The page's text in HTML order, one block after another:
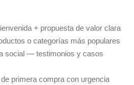
+ propuesta de valor clara
o categorías más populares
social — testimonios y casos
primera compra con urgencia